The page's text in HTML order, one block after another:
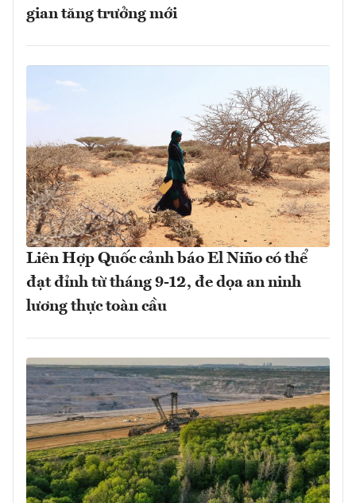
gian tăng trưởng mới
Liên Hợp Quốc cảnh báo El Niño có thể
đạt đỉnh từ tháng 9-12, đe dọa an ninh
lương thực toàn cầu